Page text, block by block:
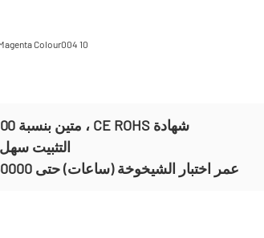
عمر اختبار الشيخوخة (ساعات) حتى 50000 ساعة